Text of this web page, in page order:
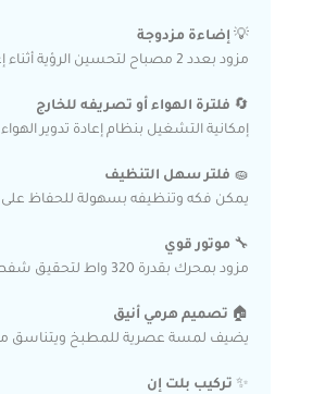
💡 إضاءة مزدوجة
مزود بعدد 2 مصباح لتحسين الرؤية أثناء إعداد الطعام.
🔄 فلترة الهواء أو تصريفه للخارج
إمكانية التشغيل بنظام إعادة تدوير
🧽 فلتر سهل التنظيف
يمكن فكه وتنظيفه بسهولة للحفاظ على
🔧 موتور قوي
مزود بمحرك بقدرة 320 واط لتحقيق شفط فعال ومستقر.
🏠 تصميم هرمي أنيق
يضيف لمسة عصرية للمطبخ ويتناسق
✨ تركيب بلت إن